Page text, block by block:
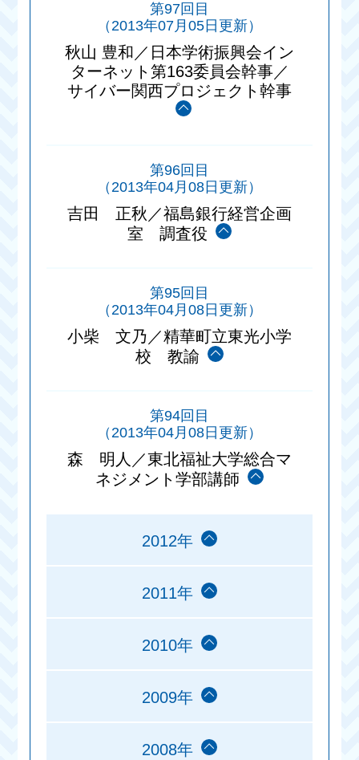
第97回目
（2013年07月05日更新）
秋山 豊和／日本学術振興会イン
ターネット第163委員会幹事／
サイバー関西プロジェクト幹事
第96回目
（2013年04月08日更新）
吉田 正秋／福島銀行経営企画
室 調査役
第95回目
（2013年04月08日更新）
小柴 文乃／精華町立東光小学
校 教諭
第94回目
（2013年04月08日更新）
森 明人／東北福祉大学総合マ
ネジメント学部講師
2012年
2011年
2010年
2009年
2008年